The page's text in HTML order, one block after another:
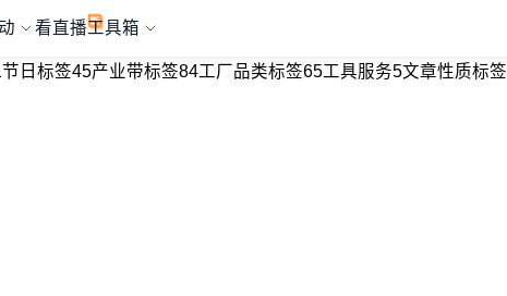
看直播工具箱
节日标签45产业带标签84工厂品类标签65工具服务5文章性质标签